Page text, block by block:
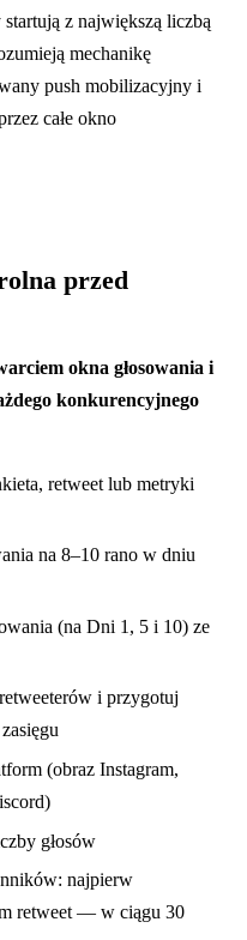
z największą liczbą
mechanikę
push mobilizacyjny i
całe okno
przed
okna głosowania i
konkurencyjnego
retweet lub metryki
na 8–10 rano w dniu
(na Dni 1, 5 i 10) ze
i przygotuj
(obraz Instagram,
głosów
najpierw
retweet — w ciągu 30